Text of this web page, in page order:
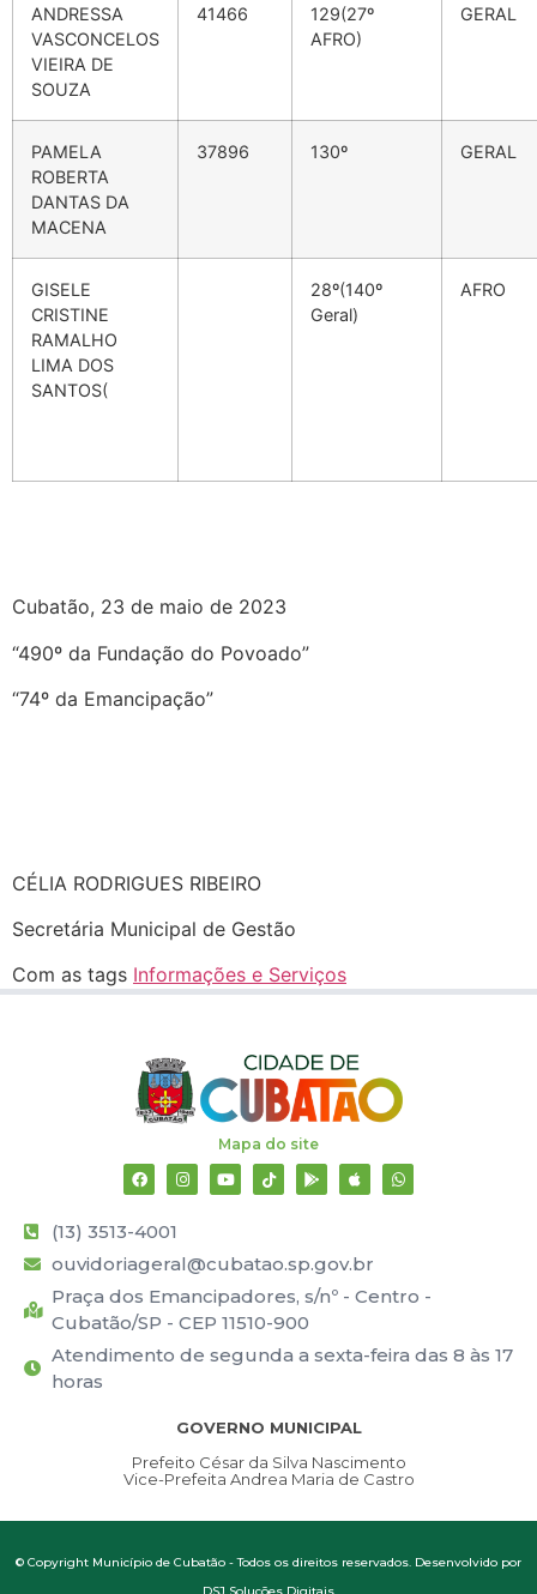
ANDRESSA
VASCONCELOS
VIEIRA DE
SOUZA
41466
129(27º
AFRO)
GERAL
PAMELA
ROBERTA
DANTAS DA
MACENA
37896 130º GERAL
GISELE
CRISTINE
RAMALHO
LIMA DOS
SANTOS(
28º(140º
Geral)
AFRO
Cubatão, 23 de maio de 2023
“490º da Fundação do Povoado”
“74º da Emancipação”
CÉLIA RODRIGUES RIBEIRO
Secretária Municipal de Gestão
Com as tags Informações e Serviços
Mapa do site
(13) 3513-4001
ouvidoriageral@cubatao.sp.gov.br
Praça dos Emancipadores, s/nº - Centro -
Cubatão/SP - CEP 11510-900
Atendimento de segunda a sexta-feira das 8 às 17
horas
GOVERNO MUNICIPAL
Prefeito César da Silva Nascimento
Vice-Prefeita Andrea Maria de Castro
© Copyright Município de Cubatão - Todos os direitos reservados. Desenvolvido por
DSJ Soluções Digitais